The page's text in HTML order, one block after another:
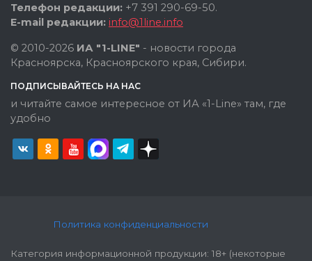
Телефон редакции: +7 391 290-69-50.
E-mail редакции: info@1line.info
© 2010-2026 ИА "1-LINE" - новости города
Красноярска, Красноярского края, Сибири.
ПОДПИСЫВАЙТЕСЬ НА НАС
и читайте самое интересное от ИА «1-Line» там, где
удобно
Политика конфиденциальности
Категория информационной продукции: 18+ (некоторые